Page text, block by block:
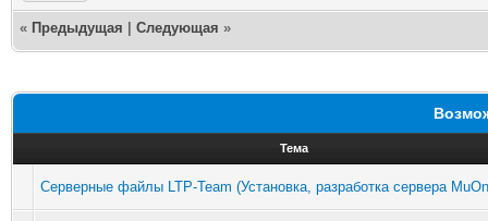
« Предыдущая Следующая »
Тема
Серверные файлы LTP-Team (Установка, разработка сервера